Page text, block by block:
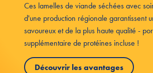
Ces lamelles de viande séchées avec
d'une production régionale garantissent
savoureux et de la plus haute qualité -
supplémentaire de protéines incluse !
Découvrir les avantages